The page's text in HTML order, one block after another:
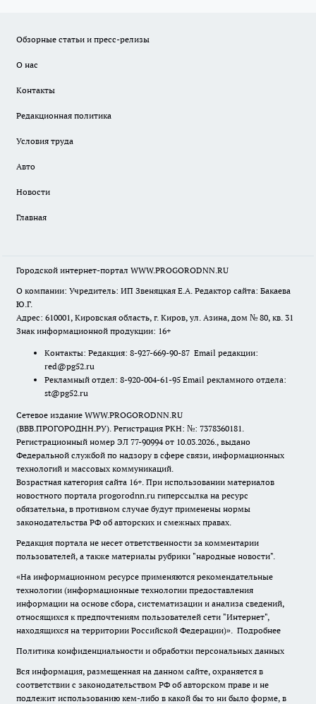
Обзорные статьи и пресс-релизы
О нас
Контакты
Редакционная политика
Условия труда
Авто
Новости
Главная
Городской интернет-портал WWW.PROGORODNN.RU
О компании: Учредитель: ИП Звеняцкая Е.А. Редактор сайта: Бакаева
Ю.Г.
Адрес: 610001, Кировская область, г. Киров, ул. Азина, дом № 80, кв. 31
Знак информационной продукции: 16+
Контакты: Редакция: 8-927-669-90-87 Email редакции:
red@pg52.ru
Рекламный отдел: 8-920-004-61-95 Email рекламного отдела:
st@pg52.ru
Сетевое издание WWW.PROGORODNN.RU
(ВВВ.ПРОГОРОДНН.РУ). Регистрация РКН: №: 7378360181.
Регистрационный номер ЭЛ 77-90994 от 10.03.2026., выдано
Федеральной службой по надзору в сфере связи, информационных
технологий и массовых коммуникаций.
Возрастная категория сайта 16+. При использовании материалов
новостного портала progorodnn.ru гиперссылка на ресурс
обязательна, в противном случае будут применены нормы
законодательства РФ об авторских и смежных правах.
Редакция портала не несет ответственности за комментарии
пользователей, а также материалы рубрики "народные новости".
«На информационном ресурсе применяются рекомендательные
технологии (информационные технологии предоставления
информации на основе сбора, систематизации и анализа сведений,
относящихся к предпочтениям пользователей сети "Интернет",
находящихся на территории Российской Федерации)». Подробнее
Политика конфиденциальности и обработки персональных данных
Вся информация, размещенная на данном сайте, охраняется в
соответствии с законодательством РФ об авторском праве и не
подлежит использованию кем-либо в какой бы то ни было форме, в